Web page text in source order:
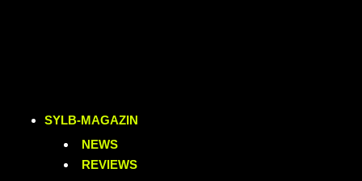
SYLB-MAGAZIN
NEWS
REVIEWS